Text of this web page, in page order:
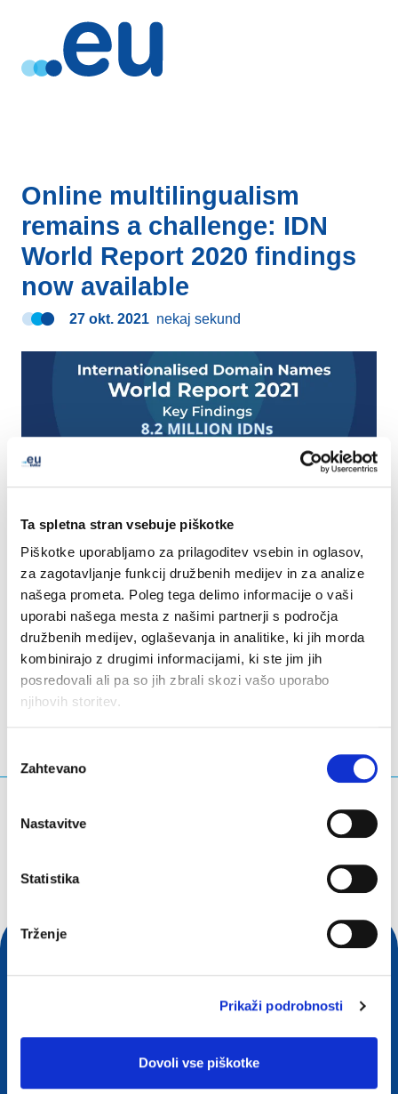
Ta spletna stran vsebuje piškotke
Piškotke uporabljamo za prilagoditev vsebin in oglasov,
za zagotavljanje funkcij družbenih medijev in za analize
našega prometa. Poleg tega delimo informacije o vaši
uporabi našega mesta z našimi partnerji s področja
družbenih medijev, oglaševanja in analitike, ki jih morda
kombinirajo z drugimi informacijami, ki ste jim jih
posredovali ali pa so jih zbrali skozi vašo uporabo
njihovih storitev.
soglasja
Zahtevano
Nastavitve
Statistika
Trženje
Prikaži podrobnosti
Dovoli vse piškotke
Online multilingualism
remains a challenge: IDN
World Report 2020 findings
now available
27 okt. 2021 nekaj sekund
deli prek LinkedInTwitterFacebook